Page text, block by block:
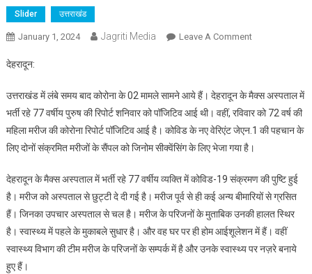
Slider उत्तराखंड
January 1, 2024 Jagriti Media Leave A CommentOn
पॉजिटिव
के
02
मरीज,
नहीं
सतर्कता
बरते
:
स्वास्थ्य
देहरादून:
उत्तराखंड में लंबे समय बाद कोरोना के 02 मामले सामने आये हैं। देहरादून के मैक्स अस्पताल में
भर्ती रहे 77 वर्षीय पुरुष की रिपोर्ट शनिवार को पॉजिटिव आई थी। वहीं, रविवार को 72 वर्ष की
महिला मरीज की कोरोना रिपोर्ट पॉजिटिव आई है। कोविड के नए वेरिएंट जेएन.1 की पहचान के
लिए दोनों संक्रमित मरीजों के सैंपल को जिनोम सीक्वेंसिंग के लिए भेजा गया है।
देहरादून के मैक्स अस्पताल में भर्ती रहे 77 वर्षीय व्यक्ति में कोविड-19 संक्रमण की पुष्टि हुई
है। मरीज को अस्पताल से छुट्टी दे दी गई है। मरीज पूर्व से ही कई अन्य बीमारियों से ग्रसित
हैं। जिनका उपचार अस्पताल से चल है। मरीज के परिजनों के मुताबिक उनकी हालत स्थिर
है। स्वास्थ्य में पहले के मुकाबले सुधार है। और वह घर पर ही होम आईशूलेशन में हैं। वहीं
स्वास्थ्य विभाग की टीम मरीज के परिजनों के सम्पर्क में है और उनके स्वास्थ्य पर नज़रे बनाये
हुए हैं।